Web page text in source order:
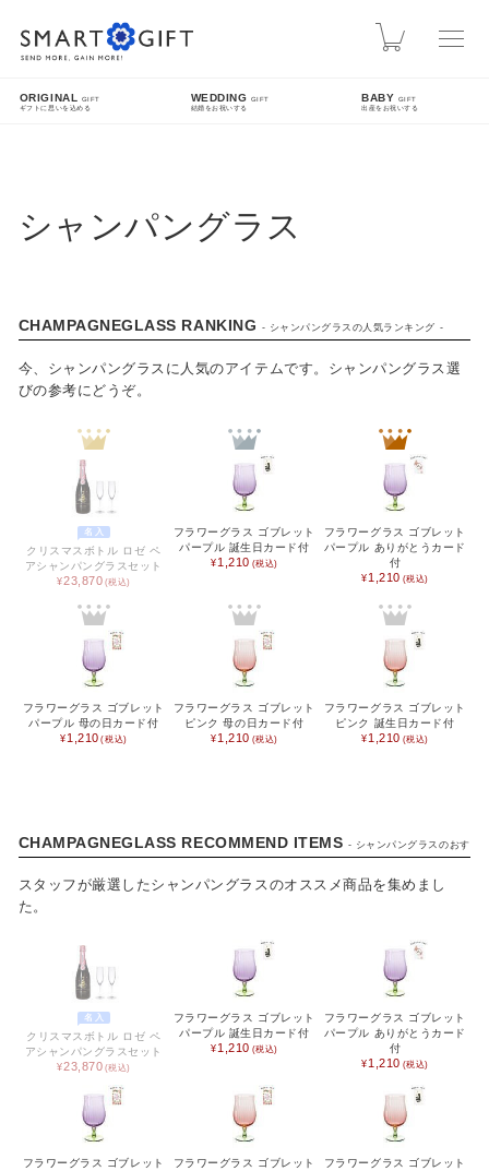
カート
ORIGINAL
GIFT
ギフトに思いを込める
WEDDING GIFT
結婚をお祝いする
BABY GIFT
出産をお祝いする
先日発生した熊本地震により被災された皆様に、心よりお見舞い申し上げます。現在、地震
SEARCH
FEATURE
CATEGORY
カタログギフト
インテリア用品
生活雑貨
ファッション雑貨
アクセサリー雑貨
シャンパングラス
CHAMPAGNEGLASS RANKING - シャンパングラスの人気ランキング -
今、シャンパングラスに人気のアイテムです。シャンパングラス選
びの参考にどうぞ。
名入
クリスマスボトル ロゼ ペ
アシャンパングラスセット
23,870
フラワーグラス ゴブレット
パープル 誕生日カード付
1,210
フラワーグラス ゴブレット
パープル ありがとうカード
付
1,210
フラワーグラス ゴブレット
パープル 母の日カード付
1,210
フラワーグラス ゴブレット
ピンク 母の日カード付
1,210
フラワーグラス ゴブレット
ピンク 誕生日カード付
1,210
CHAMPAGNEGLASS RECOMMEND ITEMS - シャンパングラスのおすす
スタッフが厳選したシャンパングラスのオススメ商品を集めまし
た。
名入
クリスマスボトル ロゼ ペ
アシャンパングラスセット
23,870
フラワーグラス ゴブレット
パープル 誕生日カード付
1,210
フラワーグラス ゴブレット
パープル ありがとうカード
付
1,210
フラワーグラス ゴブレット
フラワーグラス ゴブレット
フラワーグラス ゴブレット